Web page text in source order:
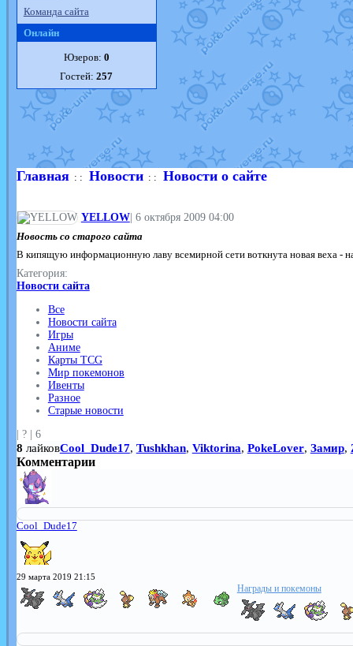
Команда сайта
Онлайн
Юзеров: 0
Гостей:257
Главная: : Новости: : Новости о сайте
YELLOW| 6 октября 2009 04:00
Новость со старого сайта
В кипящую информационную лаву всемирной сети воткнута новая веха -
Категория:
Новости сайта
Все
Новости сайта
Игры
Аниме
Карты TCG
Мир покемонов
Ивенты
Разное
Старые новости
? 6
8 лайковCool_Dude17, Tushkhan, Viktorina, PokeLover, Замир,
Комментарии
Cool_Dude17
29 марта 2019 21:15
Награды и покемоны